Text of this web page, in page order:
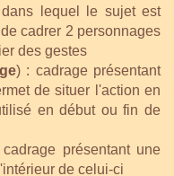
lequel le sujet est
cadrer 2 personnages
des gestes
) : cadrage présentant
de situer l'action en
en début ou fin de
cadrage présentant une
de celui-ci